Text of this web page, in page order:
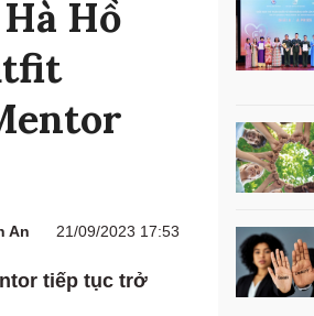
Hồ
An 21/09/2023 17:53
tiếp tục trở